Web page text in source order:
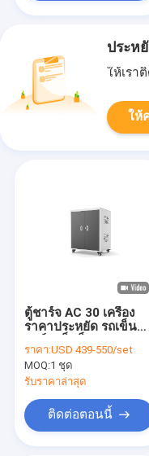
ประห
ให้เร
ให้
ตู้ชาร์จ AC 30 เครื่อง
ราคาประหยัด รถเข็น
ราคา:USD 439-550/set
MOQ:1 ชุด
รับราคาล่าสุด
ติดต่อตอนนี้